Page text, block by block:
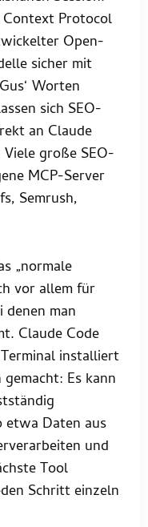
Protocol
Open-
sicher mit
Worten
sich SEO-
an Claude
große SEO-
MCP-Server
Semrush,
„normale
vor allem für
denen man
Claude Code
installiert
Es kann
etwa Daten aus
und
Tool
Schritt einzeln